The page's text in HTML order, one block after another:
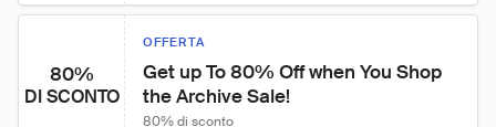
80%
DI SCONTO
OFFERTA
Get up To 80% Off when You Shop
the Archive Sale!
80% di sconto